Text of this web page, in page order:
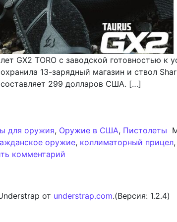
GX2 TORO с заводской готовностью к
13-зарядный магазин и ствол
299 долларов США. […]
для оружия, Оружие в США, Пистолеты
оружие, коллиматорный прицел,
комментарий
от understrap.com.(Версия: 1.2.4)